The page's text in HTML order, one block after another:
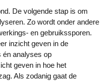
Zo wordt onder andere
en gebruikssporen.
inzicht geven in de
én analyses op
geven in hoe het
Als zodanig gaat de